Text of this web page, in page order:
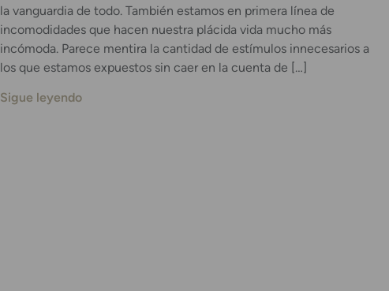
la vanguardia de todo. También estamos en primera línea de
incomodidades que hacen nuestra plácida vida mucho más
incómoda. Parece mentira la cantidad de estímulos innecesarios a
los que estamos expuestos sin caer en la cuenta de […]
Sigue leyendo